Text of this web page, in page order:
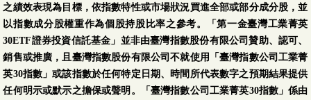
之績效表現為目標，依指數特性或市場狀況買進全部或部分成分股，並
以指數成分股權重作為個股持股比率之參考。「第一金臺灣工業菁英
30ETF證券投資信託基金」並非由臺灣指數股份有限公司贊助、認可、
銷售或推廣，且臺灣指數股份有限公司不就使用「臺灣指數公司工業菁
英30指數」或該指數於任何特定日期、時間所代表數字之預期結果提供
任何明示或默示之擔保或聲明。「臺灣指數公司工業菁英30指數」係由